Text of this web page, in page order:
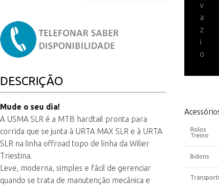
DESCRIÇÃO
Mude o seu dia!
A USMA SLR é a MTB hardtail pronta para
corrida que se junta à URTA MAX SLR e à URTA
SLR na linha offroad topo de linha da Wilier
Triestina.
Leve, moderna, simples e fácil de gerenciar
quando se trata de manutenção mecânica e
v
a
z
i
o
Rolos
Treino
Bidons